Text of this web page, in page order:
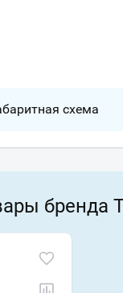
схема
бренда